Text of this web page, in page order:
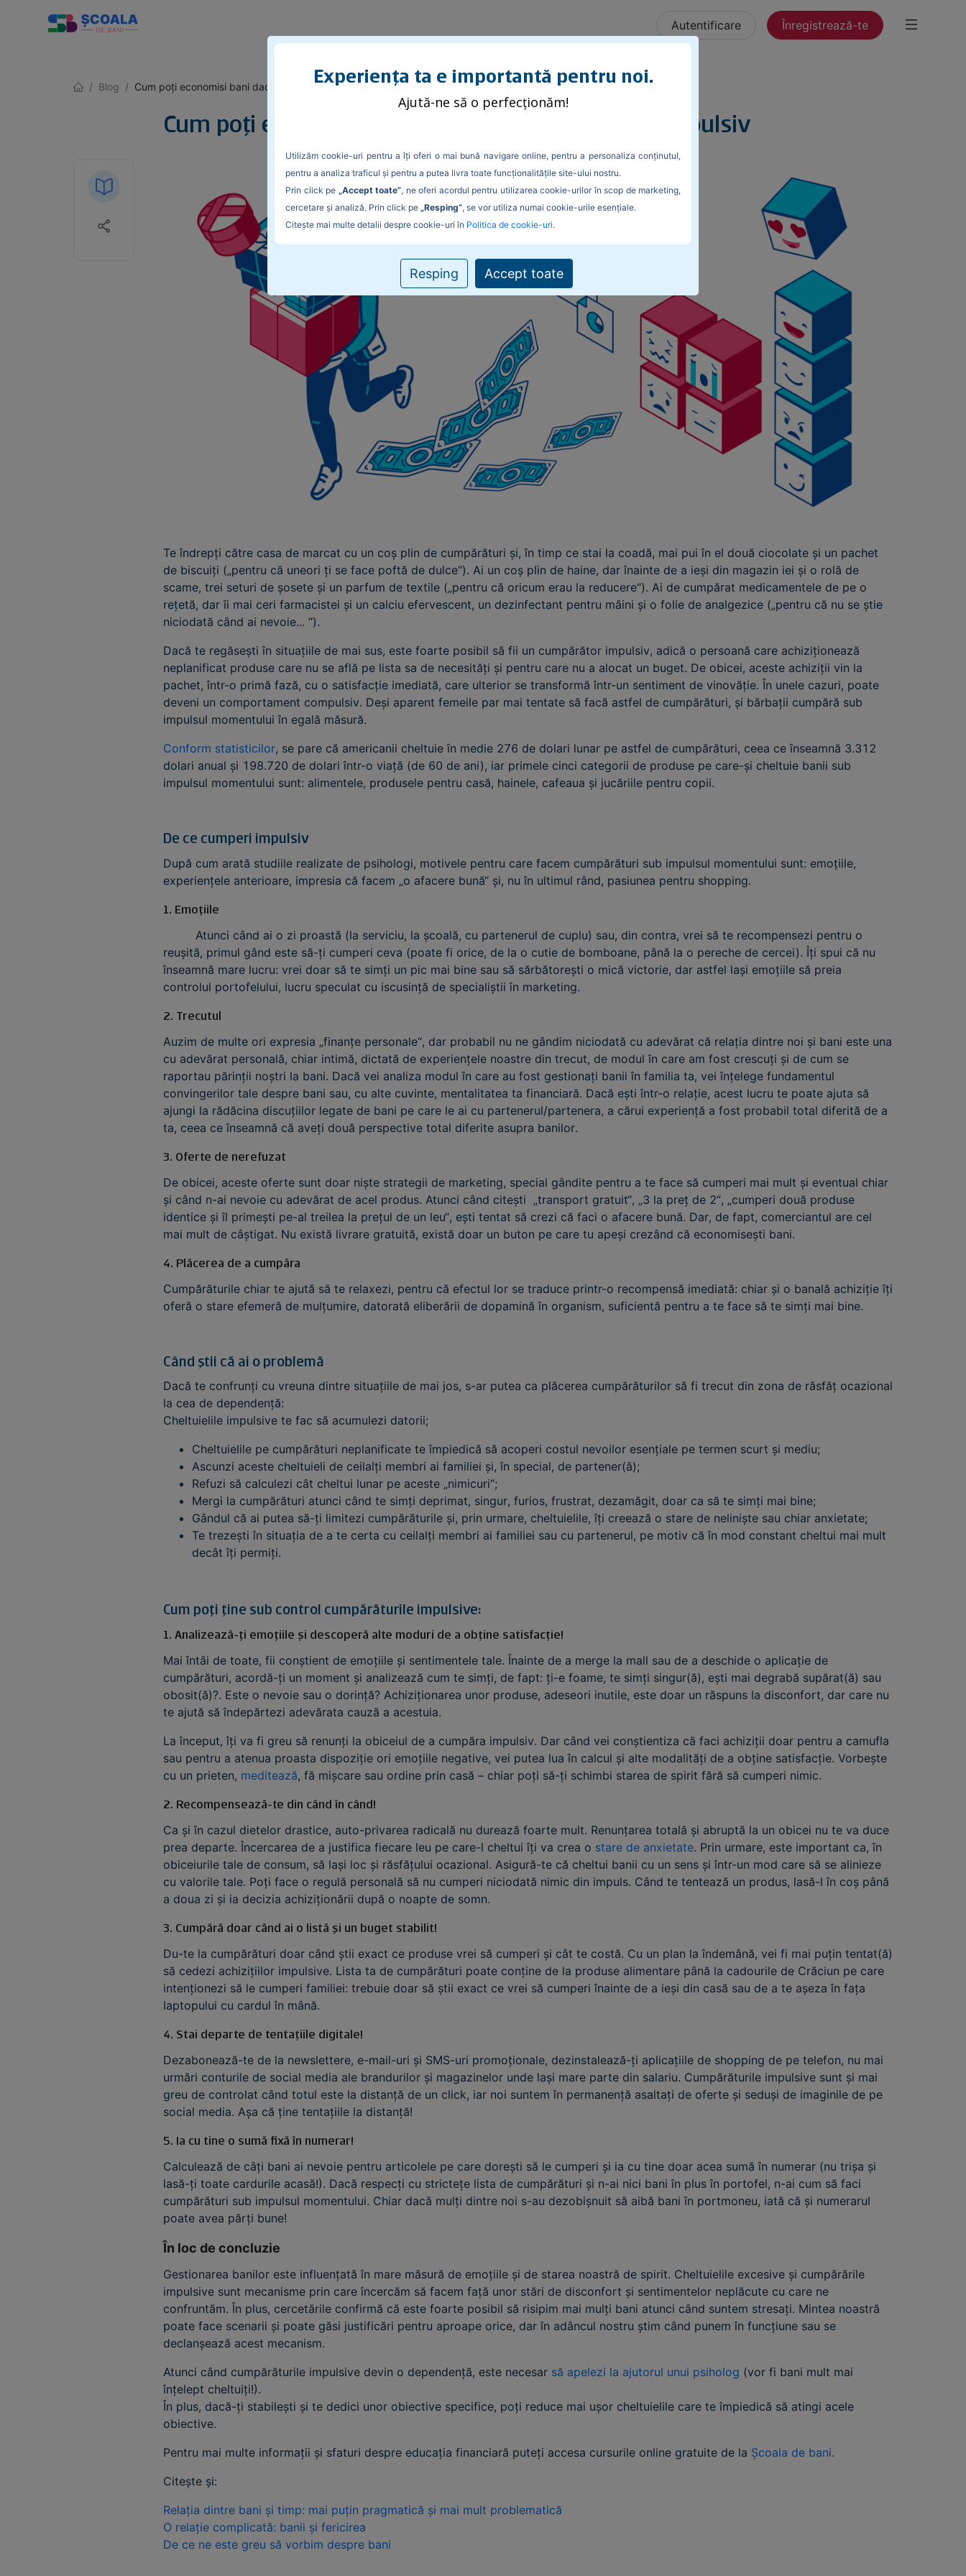
Autentificare Înregistrează-te
/ Blog / Cum poți economisi bani dacă ești un cheltuitor impulsiv
Cum poți economisi bani dacă ești un cheltuitor impulsiv
Te îndrepți către casa de marcat cu un coș plin de cumpărături și, în timp ce stai la coadă, mai pui în el două ciocolate și un pachet
de biscuiți („pentru că uneori ți se face poftă de dulce“). Ai un coș plin de haine, dar înainte de a ieși din magazin iei și o rolă de
scame, trei seturi de șosete și un parfum de textile („pentru că oricum erau la reducere“). Ai de cumpărat medicamentele de pe o
rețetă, dar îi mai ceri farmacistei și un calciu efervescent, un dezinfectant pentru mâini și o folie de analgezice („pentru că nu se știe
niciodată când ai nevoie... “).
Dacă te regăsești în situațiile de mai sus, este foarte posibil să fii un cumpărător impulsiv, adică o persoană care achiziționează
neplanificat produse care nu se află pe lista sa de necesități și pentru care nu a alocat un buget. De obicei, aceste achiziții vin la
pachet, într-o primă fază, cu o satisfacție imediată, care ulterior se transformă într-un sentiment de vinovăție. În unele cazuri, poate
deveni un comportament compulsiv. Deși aparent femeile par mai tentate să facă astfel de cumpărături, și bărbații cumpără sub
impulsul momentului în egală măsură.
Conform statisticilor, se pare că americanii cheltuie în medie 276 de dolari lunar pe astfel de cumpărături, ceea ce înseamnă 3.312
dolari anual și 198.720 de dolari într-o viață (de 60 de ani), iar primele cinci categorii de produse pe care-și cheltuie banii sub
impulsul momentului sunt: alimentele, produsele pentru casă, hainele, cafeaua și jucăriile pentru copii.
De ce cumperi impulsiv
După cum arată studiile realizate de psihologi, motivele pentru care facem cumpărături sub impulsul momentului sunt: emoțiile,
experiențele anterioare, impresia că facem „o afacere bună“ și, nu în ultimul rând, pasiunea pentru shopping.
1. Emoțiile
Atunci când ai o zi proastă (la serviciu, la școală, cu partenerul de cuplu) sau, din contra, vrei să te recompensezi pentru o
reușită, primul gând este să-ți cumperi ceva (poate fi orice, de la o cutie de bomboane, până la o pereche de cercei). Îți spui că nu
înseamnă mare lucru: vrei doar să te simți un pic mai bine sau să sărbătorești o mică victorie, dar astfel lași emoțiile să preia
controlul portofelului, lucru speculat cu iscusință de specialiștii în marketing.
2. Trecutul
Auzim de multe ori expresia „finanțe personale“, dar probabil nu ne gândim niciodată cu adevărat că relația dintre noi și bani este una
cu adevărat personală, chiar intimă, dictată de experiențele noastre din trecut, de modul în care am fost crescuți și de cum se
raportau părinții noștri la bani. Dacă vei analiza modul în care au fost gestionați banii în familia ta, vei înțelege fundamentul
convingerilor tale despre bani sau, cu alte cuvinte, mentalitatea ta financiară. Dacă ești într-o relație, acest lucru te poate ajuta să
ajungi la rădăcina discuțiilor legate de bani pe care le ai cu partenerul/partenera, a cărui experiență a fost probabil total diferită de a
ta, ceea ce înseamnă că aveți două perspective total diferite asupra banilor.
3. Oferte de nerefuzat
De obicei, aceste oferte sunt doar niște strategii de marketing, special gândite pentru a te face să cumperi mai mult și eventual chiar
și când n-ai nevoie cu adevărat de acel produs. Atunci când citești „transport gratuit“, „3 la preț de 2“, „cumperi două produse
identice și îl primești pe-al treilea la prețul de un leu“, ești tentat să crezi că faci o afacere bună. Dar, de fapt, comerciantul are cel
mai mult de câștigat. Nu există livrare gratuită, există doar un buton pe care tu apeși crezând că economisești bani.
4. Plăcerea de a cumpăra
Cumpărăturile chiar te ajută să te relaxezi, pentru că efectul lor se traduce printr-o recompensă imediată: chiar și o banală achiziție îți
oferă o stare efemeră de mulțumire, datorată eliberării de dopamină în organism, suficientă pentru a te face să te simți mai bine.
Când știi că ai o problemă
Dacă te confrunți cu vreuna dintre situațiile de mai jos, s-ar putea ca plăcerea cumpărăturilor să fi trecut din zona de răsfăț ocazional
la cea de dependență:
Cheltuielile impulsive te fac să acumulezi datorii;
Cheltuielile pe cumpărături neplanificate te împiedică să acoperi costul nevoilor esențiale pe termen scurt și mediu;
Ascunzi aceste cheltuieli de ceilalți membri ai familiei și, în special, de partener(ă);
Refuzi să calculezi cât cheltui lunar pe aceste „nimicuri“;
Mergi la cumpărături atunci când te simți deprimat, singur, furios, frustrat, dezamăgit, doar ca să te simți mai bine;
Gândul că ai putea să-ți limitezi cumpărăturile și, prin urmare, cheltuielile, îți creează o stare de neliniște sau chiar anxietate;
Te trezești în situația de a te certa cu ceilalți membri ai familiei sau cu partenerul, pe motiv că în mod constant cheltui mai mult
decât îți permiți.
Cum poți ține sub control cumpărăturile impulsive:
1. Analizează-ți emoțiile și descoperă alte moduri de a obține satisfacție!
Mai întâi de toate, fii conștient de emoțiile și sentimentele tale. Înainte de a merge la mall sau de a deschide o aplicație de
cumpărături, acordă-ți un moment și analizează cum te simți, de fapt: ți-e foame, te simți singur(ă), ești mai degrabă supărat(ă) sau
obosit(ă)?. Este o nevoie sau o dorință? Achiziționarea unor produse, adeseori inutile, este doar un răspuns la disconfort, dar care nu
te ajută să îndepărtezi adevărata cauză a acestuia.
La început, îți va fi greu să renunți la obiceiul de a cumpăra impulsiv. Dar când vei conștientiza că faci achiziții doar pentru a camufla
sau pentru a atenua proasta dispoziție ori emoțiile negative, vei putea lua în calcul și alte modalități de a obține satisfacție. Vorbește
cu un prieten, meditează, fă mișcare sau ordine prin casă – chiar poți să-ți schimbi starea de spirit fără să cumperi nimic.
2. Recompensează-te din când în când!
Ca și în cazul dietelor drastice, auto-privarea radicală nu durează foarte mult. Renunțarea totală și abruptă la un obicei nu te va duce
prea departe. Încercarea de a justifica fiecare leu pe care-l cheltui îți va crea o stare de anxietate. Prin urmare, este important ca, în
obiceiurile tale de consum, să lași loc și răsfățului ocazional. Asigură-te că cheltui banii cu un sens și într-un mod care să se alinieze
cu valorile tale. Poți face o regulă personală să nu cumperi niciodată nimic din impuls. Când te tentează un produs, lasă-l în coș până
a doua zi și ia decizia achiziționării după o noapte de somn.
3. Cumpără doar când ai o listă și un buget stabilit!
Du-te la cumpărături doar când știi exact ce produse vrei să cumperi și cât te costă. Cu un plan la îndemână, vei fi mai puțin tentat(ă)
să cedezi achizițiilor impulsive. Lista ta de cumpărături poate conține de la produse alimentare până la cadourile de Crăciun pe care
intenționezi să le cumperi familiei: trebuie doar să știi exact ce vrei să cumperi înainte de a ieși din casă sau de a te așeza în fața
laptopului cu cardul în mână.
4. Stai departe de tentațiile digitale!
Dezabonează-te de la newslettere, e-mail-uri și SMS-uri promoționale, dezinstalează-ți aplicațiile de shopping de pe telefon, nu mai
urmări conturile de social media ale brandurilor și magazinelor unde lași mare parte din salariu. Cumpărăturile impulsive sunt și mai
greu de controlat când totul este la distanță de un click, iar noi suntem în permanență asaltați de oferte și seduși de imaginile de pe
social media. Așa că ține tentațiile la distanță!
5. Ia cu tine o sumă fixă în numerar!
Calculează de câți bani ai nevoie pentru articolele pe care dorești să le cumperi și ia cu tine doar acea sumă în numerar (nu trișa și
lasă-ți toate cardurile acasă!). Dacă respecți cu strictețe lista de cumpărături și n-ai nici bani în plus în portofel, n-ai cum să faci
cumpărături sub impulsul momentului. Chiar dacă mulți dintre noi s-au dezobișnuit să aibă bani în portmoneu, iată că și numerarul
poate avea părți bune!
În loc de concluzie
Gestionarea banilor este influențată în mare măsură de emoțiile și de starea noastră de spirit. Cheltuielile excesive și cumpărările
impulsive sunt mecanisme prin care încercăm să facem față unor stări de disconfort și sentimentelor neplăcute cu care ne
confruntăm. În plus, cercetările confirmă că este foarte posibil să risipim mai mulți bani atunci când suntem stresați. Mintea noastră
poate face scenarii și poate găsi justificări pentru aproape orice, dar în adâncul nostru știm când punem în funcțiune sau se
declanșează acest mecanism.
Atunci când cumpărăturile impulsive devin o dependență, este necesar să apelezi la ajutorul unui psiholog (vor fi bani mult mai
înțelept cheltuiți!).
În plus, dacă-ți stabilești și te dedici unor obiective specifice, poți reduce mai ușor cheltuielile care te împiedică să atingi acele
obiective.
Pentru mai multe informații și sfaturi despre educația financiară puteți accesa cursurile online gratuite de la Școala de bani.
Citește și:
Relația dintre bani și timp: mai puțin pragmatică și mai mult problematică
O relație complicată: banii și fericirea
De ce ne este greu să vorbim despre bani
Experiența ta e importantă pentru noi.
Ajută-ne să o perfecționăm!
Utilizăm cookie-uri pentru a îți oferi o mai bună navigare online, pentru a personaliza conținutul,
pentru a analiza traficul și pentru a putea livra toate funcționalitățile site-ului nostru.
Prin click pe „Accept toate”, ne oferi acordul pentru utilizarea cookie-urilor în scop de marketing,
cercetare și analiză. Prin click pe „Resping”, se vor utiliza numai cookie-urile esențiale.
Citește mai multe detalii despre cookie-uri în Politica de cookie-uri.
Resping Accept toate